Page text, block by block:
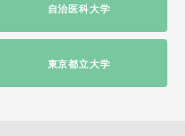
自治医科大学
東京都立大学